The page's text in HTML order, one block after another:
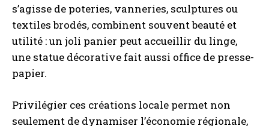
s’agisse de poteries, vanneries, sculptures ou
textiles brodés, combinent souvent beauté et
utilité : un joli panier peut accueillir du linge,
une statue décorative fait aussi office de presse-
papier.
Privilégier ces créations locale permet non
seulement de dynamiser l’économie régionale,